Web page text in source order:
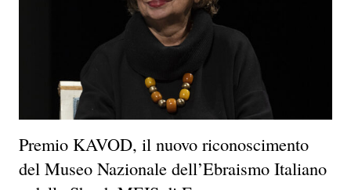
Premio KAVOD, il nuovo riconoscimento
del Museo Nazionale dell’Ebraismo Italiano